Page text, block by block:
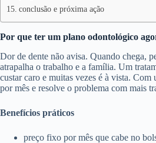
conclusão e próxima ação
Por que ter um plano odontológico
Dor de dente não avisa. Quando chega,
atrapalha o trabalho e a família. Um
custar caro e muitas vezes é à vista. Com
por mês e resolve o problema com mais
Benefícios práticos
preço fixo por mês que cabe no